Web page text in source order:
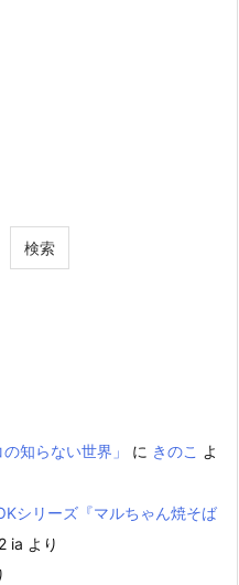
検索
知らない世界」
に きのこ よ
シリーズ『マルちゃん焼そば
ia より